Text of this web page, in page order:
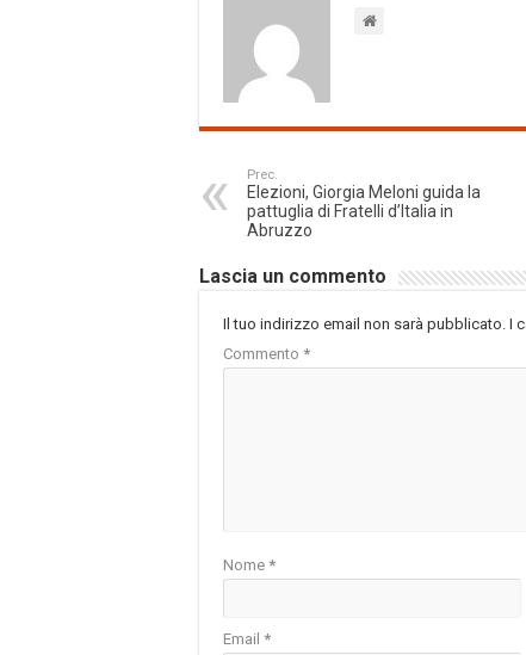
Prec.
Elezioni, Giorgia Meloni guida la
pattuglia di Fratelli d’Italia in
Abruzzo
Lascia un commento
Il tuo indirizzo email non sarà pubblicato. I
Commento *
Nome *
Email *